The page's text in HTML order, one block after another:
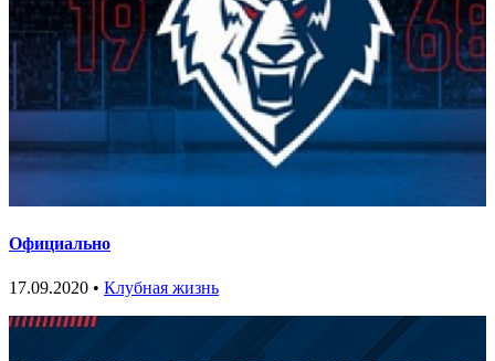
Официально
17.09.2020 • Клубная жизнь